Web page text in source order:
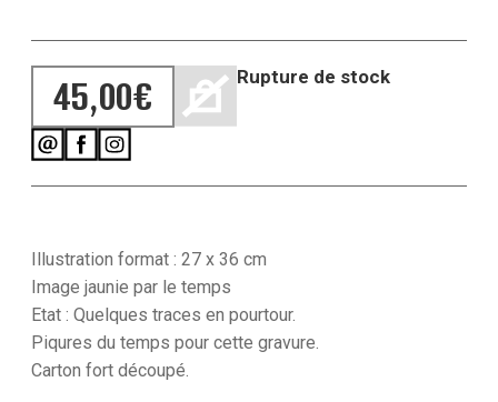
45,00€ Rupture de stock
Illustration format : 27 x 36 cm
Image jaunie par le temps
Etat : Quelques traces en pourtour.
Piqures du temps pour cette gravure.
Carton fort découpé.